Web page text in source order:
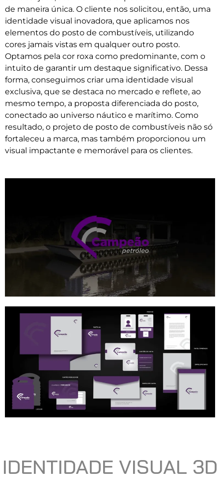
de maneira única. O cliente nos solicitou, então, uma
identidade visual inovadora, que aplicamos nos
elementos do posto de combustíveis, utilizando
cores jamais vistas em qualquer outro posto.
Optamos pela cor roxa como predominante, com o
intuito de garantir um destaque significativo. Dessa
forma, conseguimos criar uma identidade visual
exclusiva, que se destaca no mercado e reflete, ao
mesmo tempo, a proposta diferenciada do posto,
conectado ao universo náutico e marítimo. Como
resultado, o projeto de posto de combustíveis não só
fortaleceu a marca, mas também proporcionou um
visual impactante e memorável para os clientes.
IDENTIDADE VISUAL 3D